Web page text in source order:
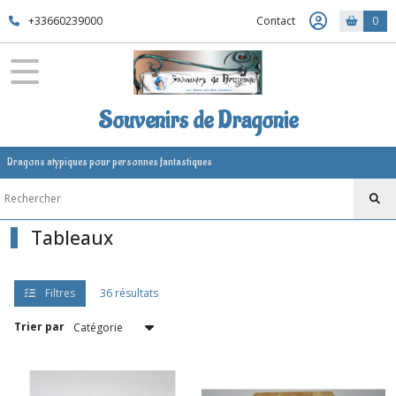
+33660239000 Contact 0
Souvenirs de Dragonie
Dragons atypiques pour personnes fantastiques
Tableaux
Filtres 36 résultats
Trier par
Fermer
FILTRES
Tableaux
Tableaux
(2)
Enseignes
tableau